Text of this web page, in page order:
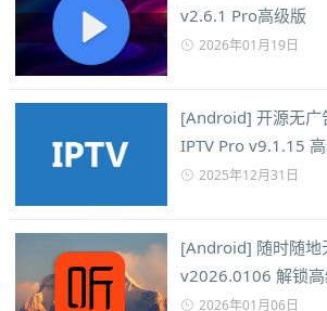
v2.6.1 Pro高级版
2026年01月19日
[Android] 开源无广
IPTV Pro v9.1.15
2025年12月31日
[Android] 随时随地
v2026.0106 解锁高
2026年01月06日